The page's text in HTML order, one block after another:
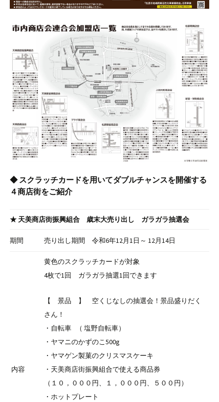
◆ スクラッチカードを用いてダブルチャンスを開催する
４商店街をご紹介
★ 天美商店街振興組合 歳末大売り出し ガラガラ抽選会
期間 売り出し期間 令和6年12月1日～ 12月14日
内容
黄色のスクラッチカードが対象
4枚で1回 ガラガラ抽選1回できます
【 景品 】 空くじなしの抽選会！景品盛りだく
さん！
・自転車 （ 塩野自転車）
・ヤマニのかずのこ500g
・ヤマゲン製菓のクリスマスケーキ
・天美商店街振興組合で使える商品券
（１０，０００円、１，０００円、５００円）
・ホットプレート